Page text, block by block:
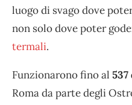
luogo di svago dove
non solo dove poter
termali.
Funzionarono fino al 537
Roma da parte degli